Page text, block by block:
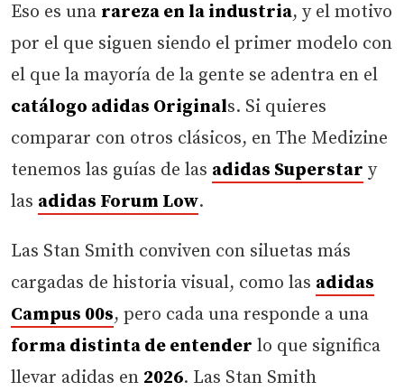
Eso es una rareza en la industria, y el motivo
por el que siguen siendo el primer modelo con
el que la mayoría de la gente se adentra en el
catálogo adidas Originals. Si quieres
comparar con otros clásicos, en The Medizine
tenemos las guías de las adidas Superstar y
las adidas Forum Low.
Las Stan Smith conviven con siluetas más
cargadas de historia visual, como las adidas
Campus 00s, pero cada una responde a una
forma distinta de entender lo que significa
llevar adidas en 2026. Las Stan Smith